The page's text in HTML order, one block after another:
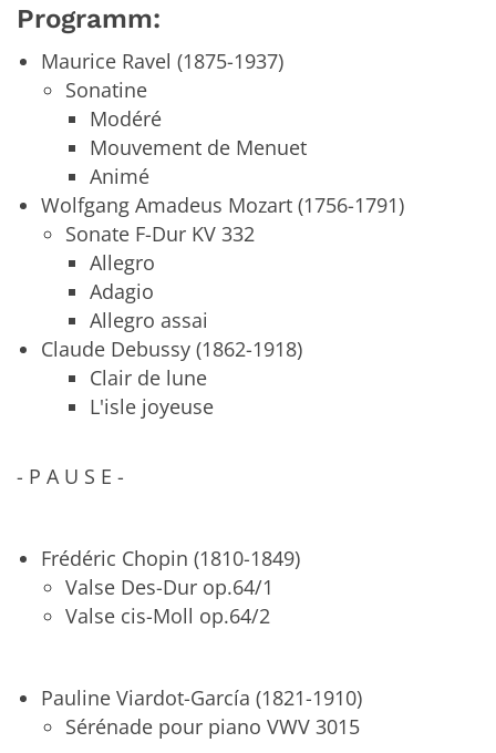
Programm:
Maurice Ravel (1875-1937)
​​​​​Sonatine
Modéré
Mouvement de Menuet
Animé
Wolfgang Amadeus Mozart (1756-1791)
​​​​Sonate F-Dur KV 332
Allegro
Adagio
Allegro assai
Claude Debussy (1862-1918)
Clair de lune
L'isle joyeuse
- P A U S E -
Frédéric Chopin (1810-1849)
Valse Des-Dur op.64/1
​​​​​Valse cis-Moll op.64/2
Pauline Viardot-García (1821-1910)
Sérénade pour piano VWV 3015